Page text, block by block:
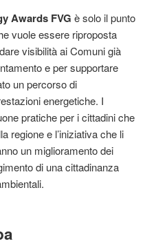
Awards FVG è solo il punto
vuole essere riproposta
visibilità ai Comuni già
e per supportare
un percorso di
energetiche. I
pratiche per i cittadini che
regione e l’iniziativa che li
un miglioramento dei
di una cittadinanza